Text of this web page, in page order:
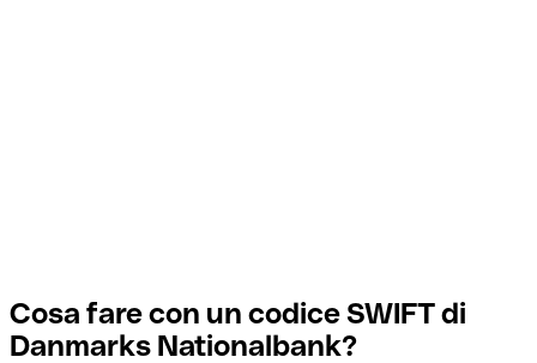
Cosa fare con un codice SWIFT di
Danmarks Nationalbank?